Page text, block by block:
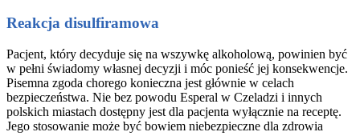
Reakcja disulfiramowa
Pacjent, który decyduje się na wszywkę alkoholową, powinien być
w pełni świadomy własnej decyzji i móc ponieść jej konsekwencje.
Pisemna zgoda chorego konieczna jest głównie w celach
bezpieczeństwa. Nie bez powodu Esperal w Czeladzi i innych
polskich miastach dostępny jest dla pacjenta wyłącznie na receptę.
Jego stosowanie może być bowiem niebezpieczne dla zdrowia